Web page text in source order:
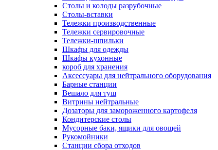
Столы и колоды разрубочные
Столы-вставки
Тележки производственные
Тележки сервировочные
Тележки-шпильки
Шкафы для одежды
Шкафы кухонные
короб для хранения
Аксессуары для нейтрального оборудования
Барные станции
Вешало для туш
Витрины нейтральные
Дозаторы для замороженного картофеля
Кондитерские столы
Мусорные баки, ящики для овощей
Рукомойники
Станции сбора отходов